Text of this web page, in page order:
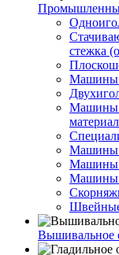
стежка
Машины
Машины
Машины
Машины
Машины
Вышивальное